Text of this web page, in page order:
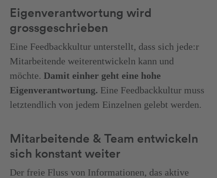
Eigenverantwortung wird
grossgeschrieben
Eine Feedbackkultur unterstellt, dass sich jede:r
Mitarbeitende weiterentwickeln kann und
möchte. Damit einher geht eine hohe
Eigenverantwortung. Eine Feedbackkultur muss
letztendlich von jedem Einzelnen gelebt werden.
Mitarbeitende & Team entwickeln
sich konstant weiter
Der freie Fluss von Informationen, das aktive